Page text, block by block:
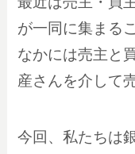
が一同に集まる
なかには売主と
産さんを介して
今回、私たちは